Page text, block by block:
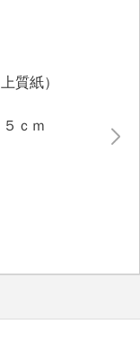
質紙）
ｃｍ